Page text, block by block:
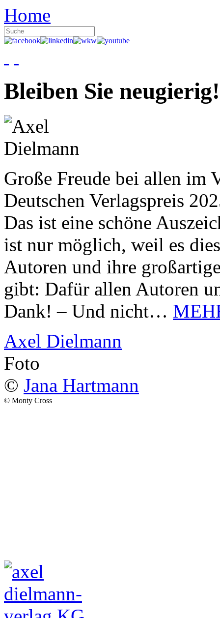
Home
Bleiben Sie neugierig!
Große Freude bei allen im
Deutschen Verlagspreis
Das ist eine schöne
ist nur möglich, weil es
Autoren und ihre
gibt: Dafür allen Autoren
Dank! – Und nicht…
Axel Dielmann
Foto
© Jana Hartmann
© Monty Cross